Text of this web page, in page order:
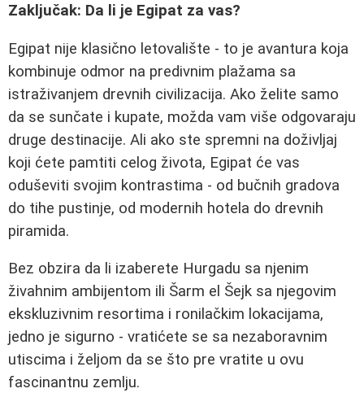
Zaključak: Da li je Egipat za vas?
Egipat nije klasično letovalište - to je avantura koja
kombinuje odmor na predivnim plažama sa
istraživanjem drevnih civilizacija. Ako želite samo
da se sunčate i kupate, možda vam više odgovaraju
druge destinacije. Ali ako ste spremni na doživljaj
koji ćete pamtiti celog života, Egipat će vas
oduševiti svojim kontrastima - od bučnih gradova
do tihe pustinje, od modernih hotela do drevnih
piramida.
Bez obzira da li izaberete Hurgadu sa njenim
živahnim ambijentom ili Šarm el Šejk sa njegovim
ekskluzivnim resortima i ronilačkim lokacijama,
jedno je sigurno - vratićete se sa nezaboravnim
utiscima i željom da se što pre vratite u ovu
fascinantnu zemlju.